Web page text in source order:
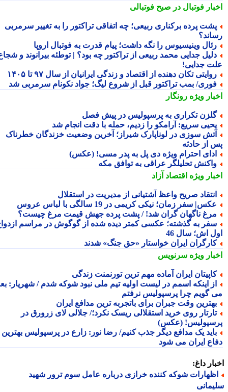
فوتبال در صبح فوتبالی
پرده برکناری ربیعی؛ چه اتفاقی تراکتور را به تغییر سرمربی
وینیسیوس را نگه داشت؛ پیام قدرت به فوتبال اروپا
جدایی محمد ربیعی از تراکتور چه بود؟ | توطئه بیرانوند و شجاع
جدایی!
تکان دهنده از اقتصاد و زندگی ایرانیان از سال ۹۷ تا ۱۴۰۵
بمب تراکتور قبل از شروع لیگ؛ جواد نکونام سرمربی شد
ویژهرونگار
تکراری به پرسپولیس در پیش فصل
سریع: آرامکو را زدیم، حمله با دقت انجام شد
سوزی در لوناپارک شیراز؛ آخرین وضعیت خزندگان خطرناک
از حادثه
احترام ویژه دی پل به پدر مسی! (عکس)
تحلیلگر عراقی به توافق مکه
ویژهاقتصاد آزاد
صریح واعظ آشتیانی از مدیریت در استقلال
سفر زمان؛ نیکی کریمی در 19 سالگی با لباس عروس
ناگهان گران شد! / پشت پرده جهش قیمت مرغ چیست؟
به گذشته؛ عکسی کمتر دیده شده از گوگوش در مراسم ازدواج
اش؛ سال 46
ایران خواستار «حق جنگ» شدند
ویژهسرنویس
ایران آماده مهم ترین تورنمنت زندگی
اینکه اسمم در لیست اولیه تیم ملی نبود شوکه شدم / شهریار: بعدا
گویم چرا پرسپولیس نرفتم
وقت جبران برای باتجربه ترین مدافع ایران
روی خرید استقلالی ریسک نکرد؛/ جلالی لای زرورق در
(عکس)
یک مدافع دیگر جذب کنیم/ رضا نور: زارع در پرسپولیس بهترین
ایران می شود
داغ:
شوکه کننده خرازی درباره عامل سوم ترور شهید